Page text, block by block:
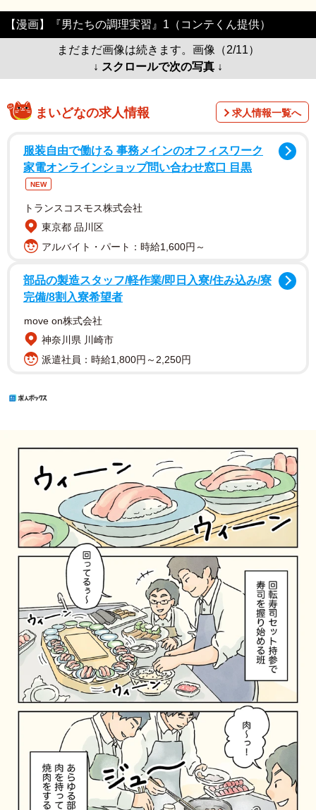
【漫画】『男たちの調理実習』1（コンテくん提供）
まだまだ画像は続きます。画像（2/11）
↓ スクロールで次の写真 ↓
まいどなの求人情報 求人情報一覧へ
服装自由で働ける 事務メインのオフィスワーク
家電オンラインショップ問い合わせ窓口 目黒
NEW
トランスコスモス株式会社
東京都 品川区
アルバイト・パート：時給1,600円～
部品の製造スタッフ/軽作業/即日入寮/住み込み/寮
完備/8割入寮希望者
move on株式会社
神奈川県 川崎市
派遣社員：時給1,800円～2,250円